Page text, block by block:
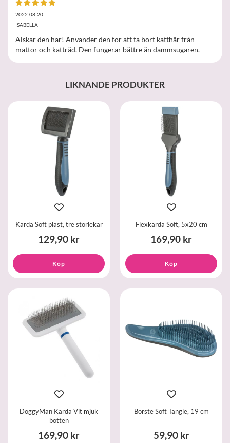
2022-08-20
ISABELLA
Älskar den här! Använder den för att ta bort katthår från
mattor och katträd. Den fungerar bättre än dammsugaren.
LIKNANDE PRODUKTER
Karda Soft plast, tre storlekar
129,90 kr
Köp
Flexkarda Soft, 5x20 cm
169,90 kr
Köp
DoggyMan Karda Vit mjuk
botten
169,90 kr
Borste Soft Tangle, 19 cm
59,90 kr